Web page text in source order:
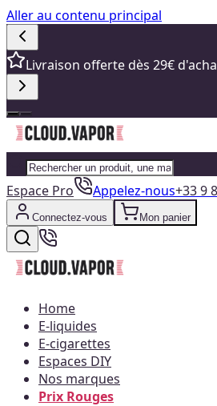
Aller au contenu principal
Livraison offerte dès 29€
Espace Pro Appelez-nous+33 9
Connectez-vous Mon panier
Home
E-liquides
E-cigarettes
Espaces DIY
Nos marques
Prix Rouges